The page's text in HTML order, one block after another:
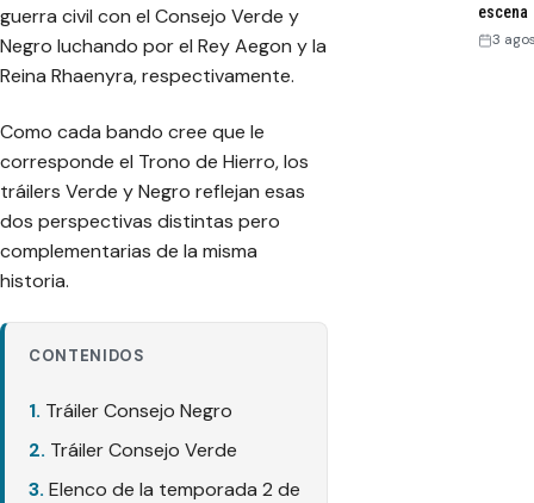
guerra civil con el Consejo Verde y
Negro luchando por el Rey Aegon y la
Reina Rhaenyra, respectivamente.
Como cada bando cree que le
corresponde el Trono de Hierro, los
tráilers Verde y Negro reflejan esas
dos perspectivas distintas pero
complementarias de la misma
historia.
CONTENIDOS
Tráiler Consejo Negro
Tráiler Consejo Verde
Elenco de la temporada 2 de
escena
3